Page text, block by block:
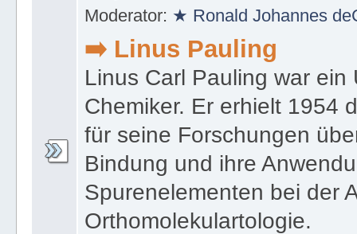
Moderator: ★ Ronald Johannes
➡️ Linus Pauling
Linus Carl Pauling war ein
Chemiker. Er erhielt 1954
für seine Forschungen
Bindung und ihre
Spurenelementen bei der
Orthomolekulartologie.